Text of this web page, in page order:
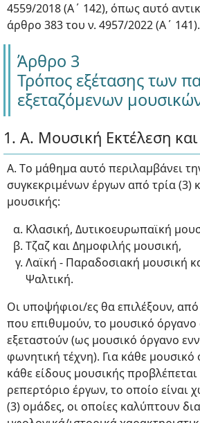
4559/2018 (Α΄ 142), όπως αυτό
άρθρο 383 του ν. 4957/2022 (Α΄ 141).
Άρθρο 3
Τρόπος εξέτασης των
εξεταζόμενων
1. Α. Μουσική Εκτέλεση
Α. Tο μάθημα αυτό περιλαμβάνει
συγκεκριμένων έργων από τρία (3)
μουσικής:
Κλασική, Δυτικοευρωπαϊκή
Τζαζ και Δημοφιλής μουσική,
Λαϊκή - Παραδοσιακή μουσική
Ψαλτική.
Οι υποψήφιοι/ες θα επιλέξουν,
που επιθυμούν, το μουσικό
εξεταστούν (ως μουσικό όργανο
φωνητική τέχνη). Για κάθε
κάθε είδους μουσικής
ρεπερτόριο έργων, το οποίο είναι
(3) ομάδες, οι οποίες καλύπτουν